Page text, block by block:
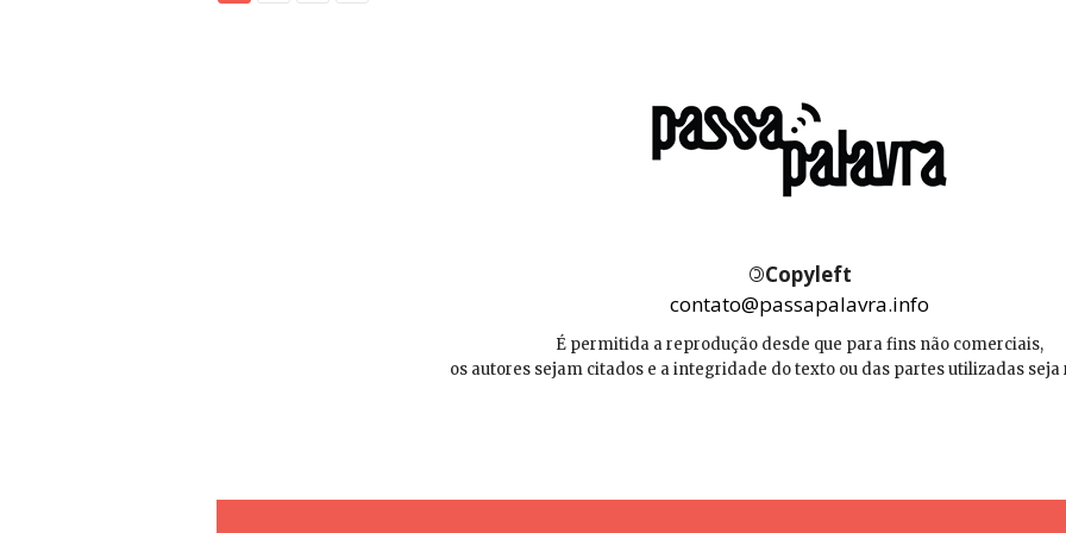
©Copyleft
contato@passapalavra.info
É permitida a reprodução desde que para fins não comerciais,
os autores sejam citados e a integridade do texto ou das partes utilizadas